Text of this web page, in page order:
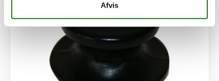
Afvis